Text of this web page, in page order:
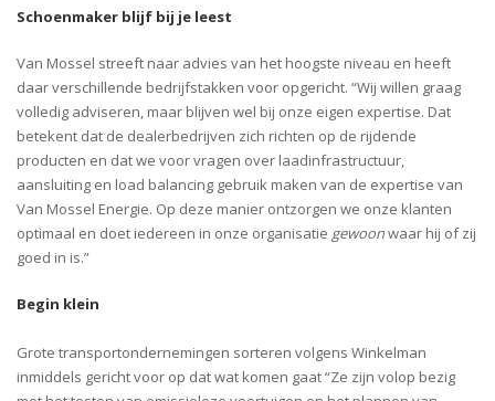
Schoenmaker blijf bij je leest
Van Mossel streeft naar advies van het hoogste niveau en heeft
daar verschillende bedrijfstakken voor opgericht. “Wij willen graag
volledig adviseren, maar blijven wel bij onze eigen expertise. Dat
betekent dat de dealerbedrijven zich richten op de rijdende
producten en dat we voor vragen over laadinfrastructuur,
aansluiting en load balancing gebruik maken van de expertise van
Van Mossel Energie. Op deze manier ontzorgen we onze klanten
optimaal en doet iedereen in onze organisatie gewoonwaar hij of zij
goed in is.”
Begin klein
Grote transportondernemingen sorteren volgens Winkelman
inmiddels gericht voor op dat wat komen gaat “Ze zijn volop bezig